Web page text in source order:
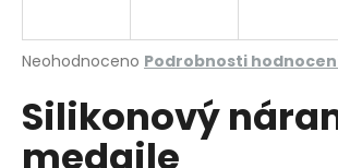
Průměrné
produktu
je
Neohodnoceno Podrobnosti
Silikonový
medaile
j
t
?